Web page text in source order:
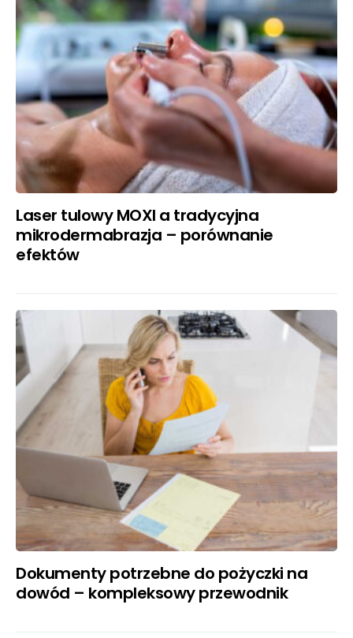
Laser tulowy MOXI a tradycyjna
mikrodermabrazja – porównanie
efektów
Dokumenty potrzebne do pożyczki na
dowód – kompleksowy przewodnik